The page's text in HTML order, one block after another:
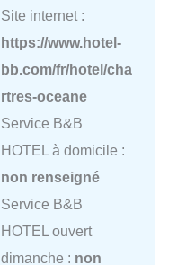
Site internet :
https://www.hotel-
bb.com/fr/hotel/cha
rtres-oceane
Service B&B
HOTEL à domicile :
non renseigné
Service B&B
HOTEL ouvert
dimanche : non